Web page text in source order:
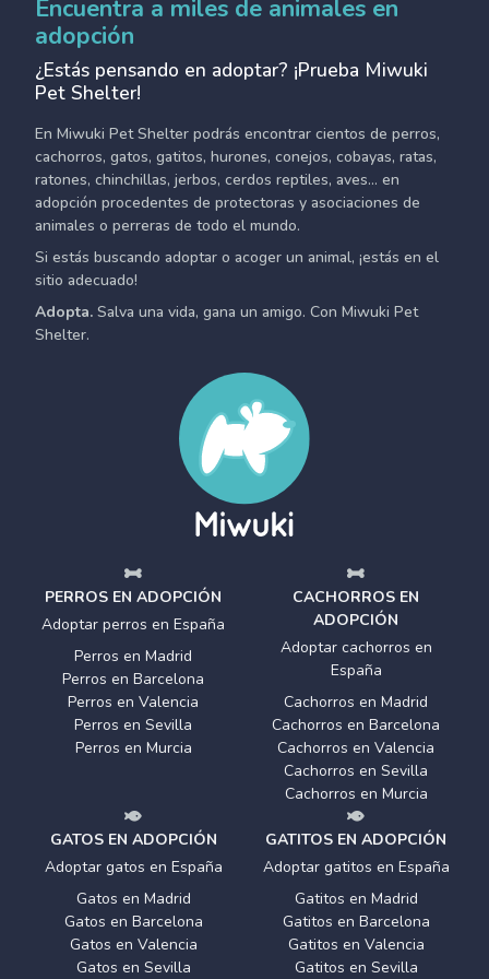
Encuentra a miles de animales en
adopción
¿Estás pensando en adoptar? ¡Prueba Miwuki
Pet Shelter!
En Miwuki Pet Shelter podrás encontrar cientos de perros,
cachorros, gatos, gatitos, hurones, conejos, cobayas, ratas,
ratones, chinchillas, jerbos, cerdos reptiles, aves... en
adopción procedentes de protectoras y asociaciones de
animales o perreras de todo el mundo.
Si estás buscando adoptar o acoger un animal, ¡estás en el
sitio adecuado!
Adopta. Salva una vida, gana un amigo. Con Miwuki Pet
Shelter.
PERROS EN ADOPCIÓN
Adoptar perros en España
Perros en Madrid
Perros en Barcelona
Perros en Valencia
Perros en Sevilla
Perros en Murcia
CACHORROS EN
ADOPCIÓN
Adoptar cachorros en
España
Cachorros en Madrid
Cachorros en Barcelona
Cachorros en Valencia
Cachorros en Sevilla
Cachorros en Murcia
GATOS EN ADOPCIÓN
Adoptar gatos en España
Gatos en Madrid
Gatos en Barcelona
Gatos en Valencia
Gatos en Sevilla
GATITOS EN ADOPCIÓN
Adoptar gatitos en España
Gatitos en Madrid
Gatitos en Barcelona
Gatitos en Valencia
Gatitos en Sevilla